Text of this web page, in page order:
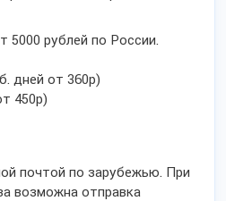
5000 рублей по России.
дней от 360р)
450р)
почтой по зарубежью. При
возможна отправка